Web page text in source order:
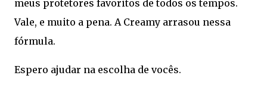
meus protetores favoritos de todos os tempos.
Vale, e muito a pena. A Creamy arrasou nessa
fórmula.
Espero ajudar na escolha de vocês.